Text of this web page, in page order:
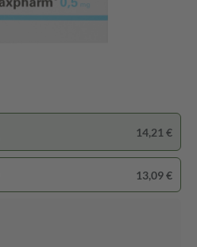
14,21 €
13,09 €